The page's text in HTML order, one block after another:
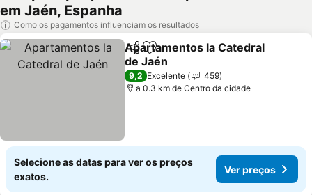
em Jaén, Espanha
Como os pagamentos influenciam os resultados
PartilharAdicionar aos favoritos
Apartamentos la Catedral
de Jaén
9,2 Excelente
459
a 0.3 km de Centro da cidade
Selecione as datas para ver os preços
exatos.
Ver preços